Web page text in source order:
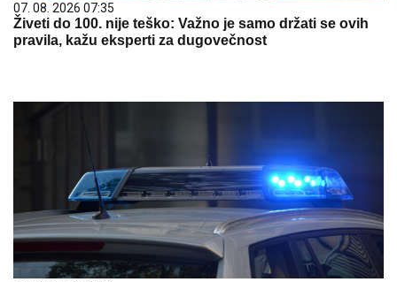
07. 08. 2026 07:35
Živeti do 100. nije teško: Važno je samo držati se ovih
pravila, kažu eksperti za dugovečnost